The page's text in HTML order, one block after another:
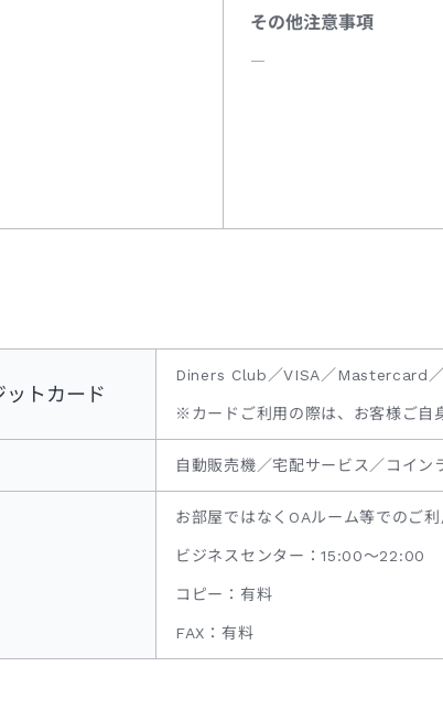
その他注意事項
―
トカード
Diners Club／VISA／Mastercard／
※カードご利用の際は、お客様ご自
自動販売機／宅配サービス／コイン
お部屋ではなくOAルーム等でのご
ビジネスセンター：15:00～22:00
コピー：有料
FAX：有料